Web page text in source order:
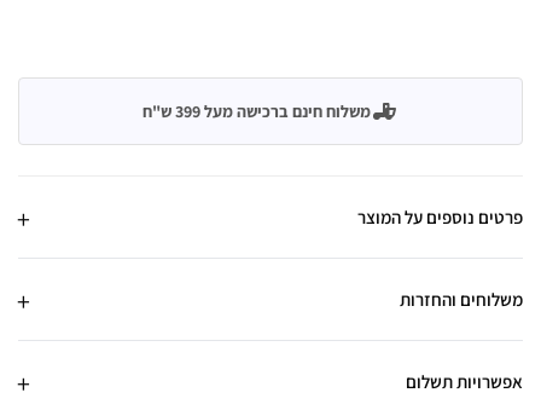
משלוח חינם ברכישה מעל 399 ש"ח
פרטים נוספים על המוצר
משלוחים והחזרות
אפשרויות תשלום